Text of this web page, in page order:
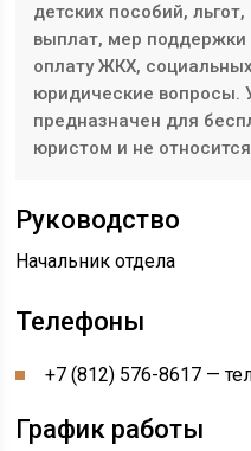
детских пособий,
выплат, мер
оплату ЖКХ,
юридические вопросы.
предназначен для
юристом и не
Руководство
Начальникотдела
Телефоны
+7 (812) 576-8617 —
График работы